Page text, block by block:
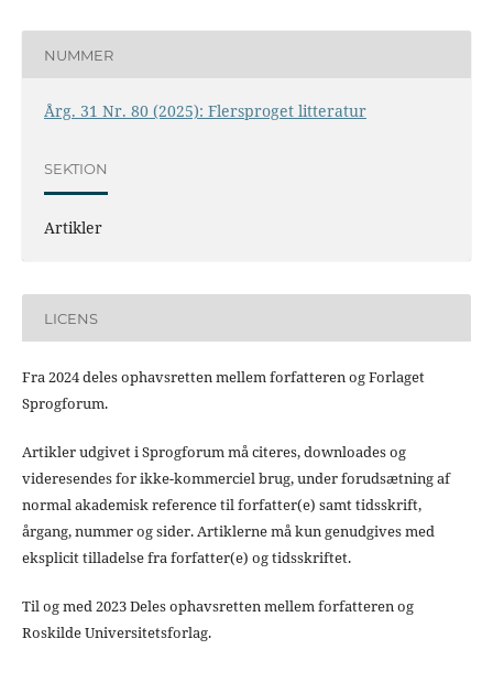
NUMMER
Årg. 31 Nr. 80 (2025): Flersproget litteratur
SEKTION
Artikler
LICENS
Fra 2024 deles ophavsretten mellem forfatteren og Forlaget
Sprogforum.
Artikler udgivet i Sprogforum må citeres, downloades og
videresendes for ikke-kommerciel brug, under forudsætning af
normal akademisk reference til forfatter(e) samt tidsskrift,
årgang, nummer og sider. Artiklerne må kun genudgives med
eksplicit tilladelse fra forfatter(e) og tidsskriftet.
Til og med 2023 Deles ophavsretten mellem forfatteren og
Roskilde Universitetsforlag.